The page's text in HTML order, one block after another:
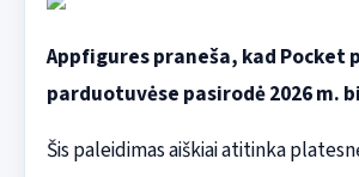
Appfigures praneša, kad Pocket
parduotuvėse pasirodė 2026 m.
Šis paleidimas aiškiai atitinka